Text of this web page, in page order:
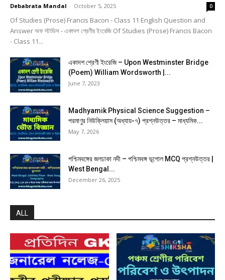
Debabrata Mandal - October 5, 2025 0
Of Studies (Prose) Francis Bacon - Class 11 English Question and
Answer অফ স্টাডিস - একাদশ শ্রেণীর ইংরেজি Of Studies (Prose) Francis Bacon
- Class 11...
একাদশ শ্রেণী ইংরেজি – Upon Westminster Bridge
(Poem) William Wordsworth |...
June 7, 2023
Madhyamik Physical Science Suggestion –
পরমাণুর নিউক্লিয়াস (অধ্যায়-৭) প্রশ্নউত্তর – মাধ্যমিক...
May 7, 2026
পশ্চিমবঙ্গের জলঢাকা নদী – পশ্চিমবঙ্গ ভূগোল MCQ প্রশ্নউত্তর |
West Bengal...
December 26, 2025
ALL